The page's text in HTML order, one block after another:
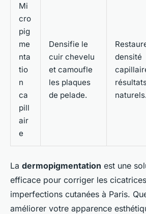
Mi
cro
pig
me
nta
tio
n
ca
pill
air
e
Densifie le
cuir chevelu
et camoufle
les plaques
de pelade.
densité
naturels.
La dermopigmentation est une
efficace pour corriger les
imperfections cutanées à Paris.
améliorer votre apparence